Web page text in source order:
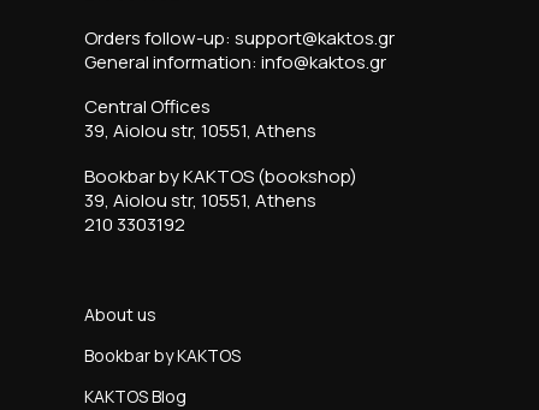
Orders follow-up: support@kaktos.gr
General information: info@kaktos.gr
Central Offices
39, Aiolou str, 10551, Athens
Bookbar by KAKTOS (bookshop)
39, Aiolou str, 10551, Athens
210 3303192
About us
Bookbar by KAKTOS
KAKTOS Blog